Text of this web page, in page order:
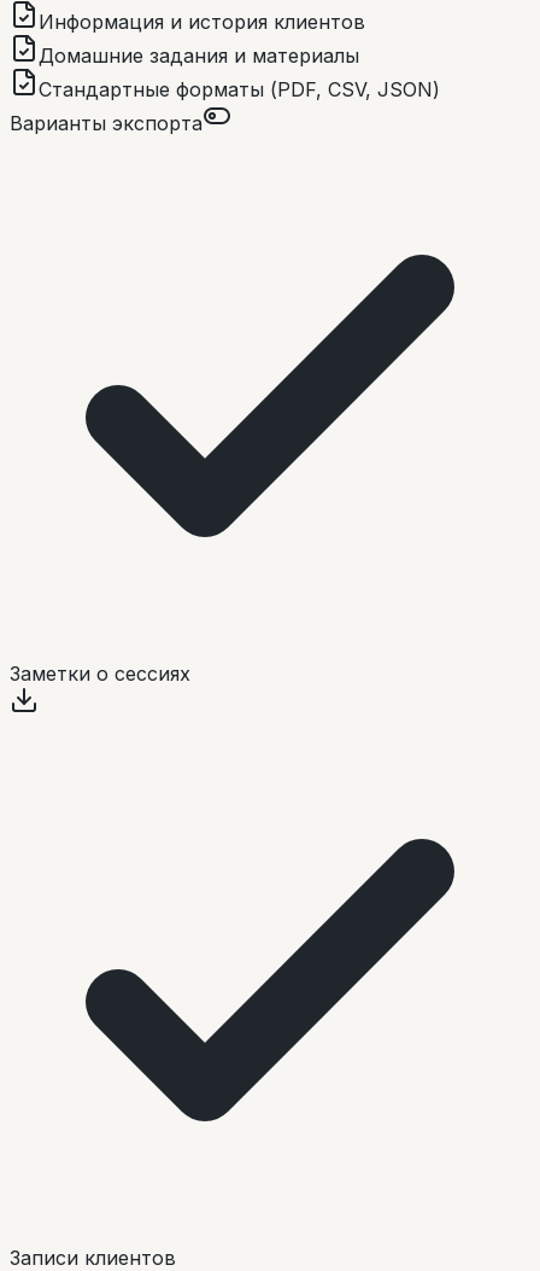
Информация и история клиентов
Домашние задания и материалы
Стандартные форматы (PDF, CSV, JSON)
Варианты экспорта
Заметки о сессиях
Записи клиентов